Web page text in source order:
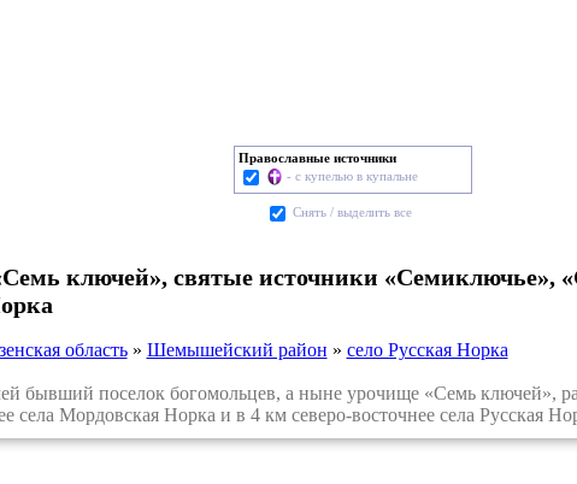
Православные источники
- с купелью в купальне
Cнять / выделить все
ключей», святые источники «Семиключье»,
область» Шемышейский район » село Русская Норка
бывший поселок богомольцев, а ныне урочище «Семь ключей»,
села Мордовская Норка и в 4 км северо-восточнее села Русская